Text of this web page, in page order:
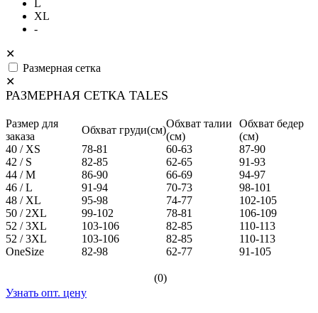
L
XL
-
✕
Размерная сетка
✕
РАЗМЕРНАЯ СЕТКА TALES
Размер для
заказа
Обхват груди(см)
Обхват талии
(см)
Обхват бедер
(см)
40 / XS
78-81 60-63
87-90
42 / S
82-85 62-65
91-93
44 / M
86-90 66-69
94-97
46 / L
91-94 70-73
98-101
48 / XL
95-98 74-77
102-105
50 / 2XL
99-102 78-81
106-109
52 / 3XL
103-106 82-85
110-113
52 / 3XL
103-106 82-85
110-113
OneSize
82-98 62-77 91-105
(0)
Узнать опт. цену